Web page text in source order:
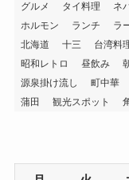
グルメ
タイ料理 ネ
ホルモン
ランチ ラ
北海道
十三 台湾料
昭和レトロ
昼飲み
源泉掛け流し
町中華
蒲田
観光スポット